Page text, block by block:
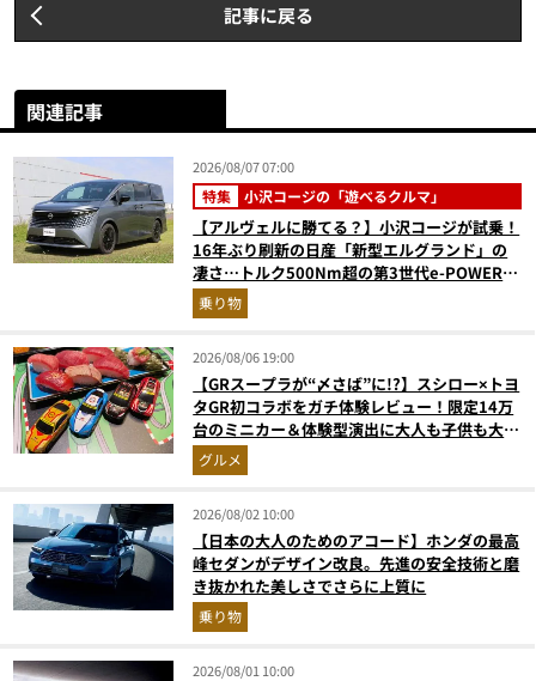
記事に戻る
関連記事
2026/08/07 07:00
特集 小沢コージの「遊べるクルマ」
【アルヴェルに勝てる？】小沢コージが試乗！
16年ぶり刷新の日産「新型エルグランド」の
凄さ…トルク500Nm超の第3世代e-POWER＆
和の格調高きデザインを徹底チェック
乗り物
2026/08/06 19:00
【GRスープラが“〆さば”に!?】スシロー×トヨ
タGR初コラボをガチ体験レビュー！限定14万
台のミニカー＆体験型演出に大人も子供も大興
奮間違いなし
グルメ
2026/08/02 10:00
【日本の大人のためのアコード】ホンダの最高
峰セダンがデザイン改良。先進の安全技術と磨
き抜かれた美しさでさらに上質に
乗り物
2026/08/01 10:00